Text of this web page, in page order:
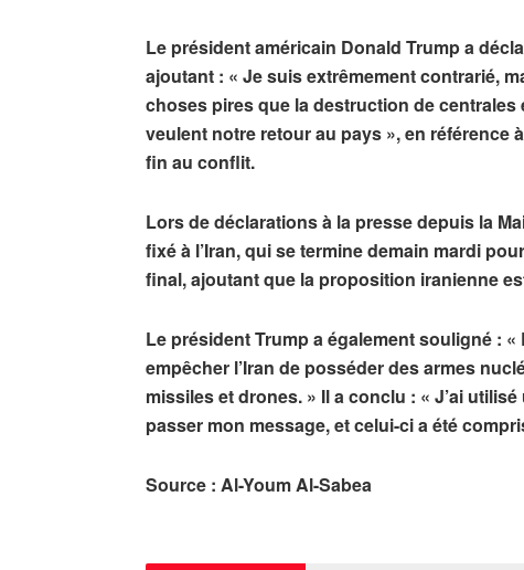
Le président américain Donald Trump a
ajoutant : « Je suis extrêmement contrarié,
choses pires que la destruction de
veulent notre retour au pays », en référence
fin au conflit.
Lors de déclarations à la presse depuis la
fixé à l’Iran, qui se termine demain mardi
final, ajoutant que la proposition iranienne
Le président Trump a également souligné :
empêcher l’Iran de posséder des armes
missiles et drones. » Il a conclu : « J’ai
passer mon message, et celui-ci a été
Source : Al-Youm Al-Sabea